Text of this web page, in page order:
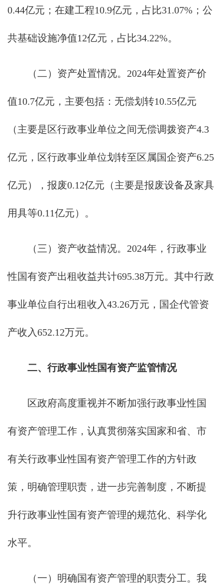
0.44亿元；在建工程10.9亿元，占比31.07%；公
共基础设施净值12亿元，占比34.22%。
（二）资产处置情况。2024年处置资产价
值10.7亿元，主要包括：无偿划转10.55亿元
（主要是区行政事业单位之间无偿调拨资产4.3
亿元，区行政事业单位划转至区属国企资产6.25
亿元），报废0.12亿元（主要是报废设备及家具
用具等0.11亿元）。
（三）资产收益情况。2024年，行政事业
性国有资产出租收益共计695.38万元。其中行政
事业单位自行出租收入43.26万元，国企代管资
产收入652.12万元。
二、行政事业性国有资产监管情况
区政府高度重视并不断加强行政事业性国
有资产管理工作，认真贯彻落实国家和省、市
有关行政事业性国有资产管理工作的方针政
策，明确管理职责，进一步完善制度，不断提
升行政事业性国有资产管理的规范化、科学化
水平。
（一）明确国有资产管理的职责分工。我